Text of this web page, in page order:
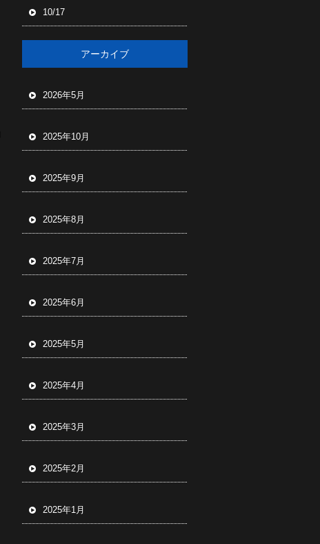
10/17
アーカイブ
2026年5月
2025年10月
2025年9月
2025年8月
2025年7月
2025年6月
2025年5月
2025年4月
2025年3月
2025年2月
2025年1月